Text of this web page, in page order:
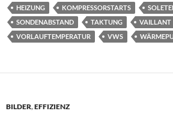
HEIZUNG
KOMPRESSORSTARTS
SONDENABSTAND
TAKTUNG
VAILLANT
VORLAUFTEMPERATUR
VWS
BILDER,EFFIZIENZ